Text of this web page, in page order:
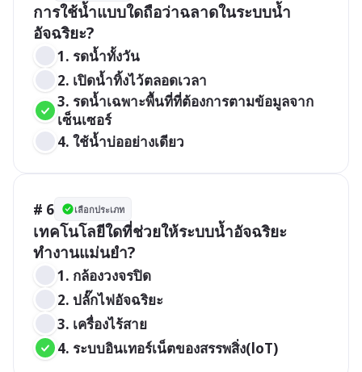
การใช้น้ำแบบใดถือว่าฉลาดในระบบน้ำ
อัจฉริยะ?
1. รดน้ำทั้งวัน
2. เปิดน้ำทิ้งไว้ตลอดเวลา
3. รดน้ำเฉพาะพื้นที่ที่ต้องการตามข้อมูลจาก
เซ็นเซอร์
4. ใช้น้ำบ่ออย่างเดียว
# 6 เลือกประเภท
เทคโนโลยีใดที่ช่วยให้ระบบน้ำอัจฉริยะ
ทำงานแม่นยำ?
1. กล้องวงจรปิด
2. ปลั๊กไฟอัจฉริยะ
3. เครื่องไร้สาย
4. ระบบอินเทอร์เน็ตของสรรพสิ่ง(loT)